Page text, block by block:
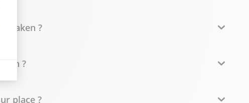
?
?
place ?